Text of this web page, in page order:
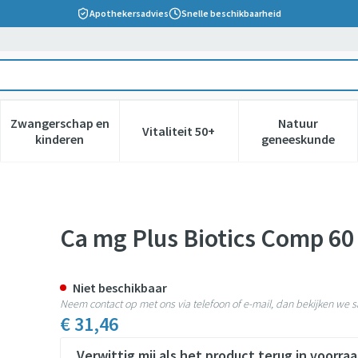
Apothekersadvies Snelle beschikbaarheid
verzorging en hygiëne categorie
voor Dieet, voeding en vitamines categorie
Zwangerschap en
kinderenToon submenu voor Zwangerschap en kinderen
Vitaliteit 50+Toon submenu voor Vitaliteit
Natuur
geneeskunde
Toon
Ca mg Plus Biotics Comp 60
€ 31,46
Niet beschikbaar
Neem contact op met ons via telefoon of e-mail, dan bekijken we